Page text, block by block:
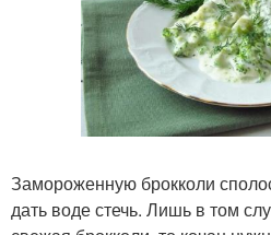
Замороженную брокколи
дать воде стечь. Лишь в том